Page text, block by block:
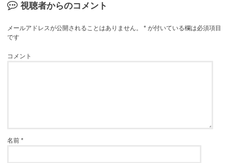
視聴者からのコメント
メールアドレスが公開されることはありません。 * が付いている欄は必須項目
です
コメント
名前*